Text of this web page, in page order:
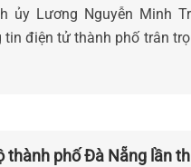
ủy Lương Nguyễn Minh
điện tử thành phố trân
thành phố Đà Nẵng lần